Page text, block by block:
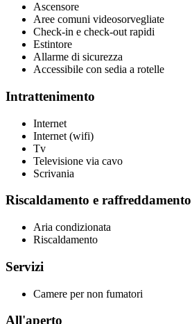
Ascensore
Aree comuni videosorvegliate
Check-in e check-out rapidi
Estintore
Allarme di sicurezza
Accessibile con sedia a rotelle
Intrattenimento
Internet
Internet (wifi)
Tv
Televisione via cavo
Scrivania
Riscaldamento e raffreddamento
Aria condizionata
Riscaldamento
Servizi
Camere per non fumatori
All'aperto